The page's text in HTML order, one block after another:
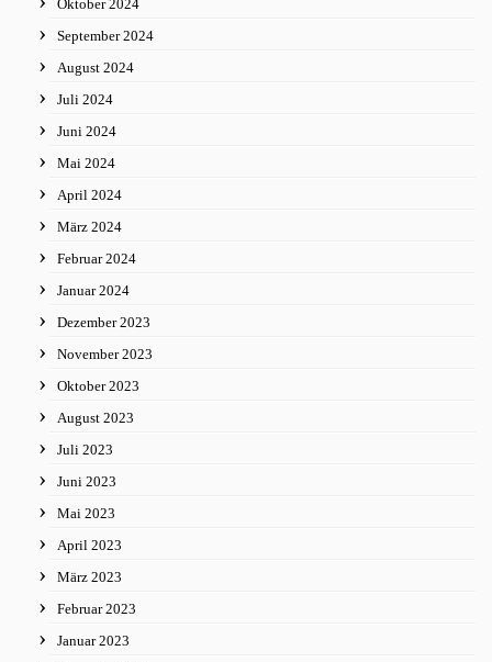
Oktober 2024
September 2024
August 2024
Juli 2024
Juni 2024
Mai 2024
April 2024
März 2024
Februar 2024
Januar 2024
Dezember 2023
November 2023
Oktober 2023
August 2023
Juli 2023
Juni 2023
Mai 2023
April 2023
März 2023
Februar 2023
Januar 2023